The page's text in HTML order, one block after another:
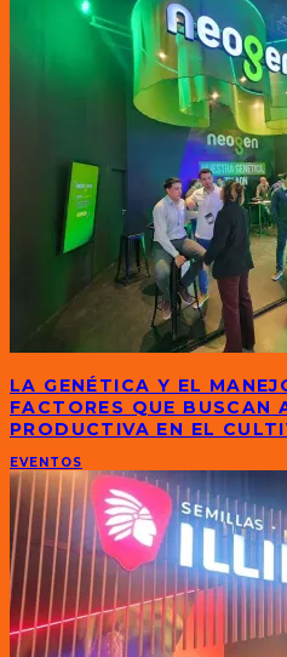
LA GENÉTICA Y EL
FACTORES QUE BUSCAN
PRODUCTIVA EN EL
EVENTOS